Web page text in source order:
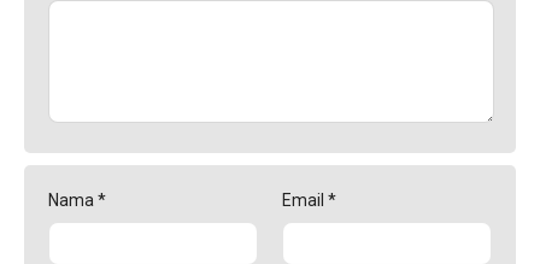
Nama * Email *